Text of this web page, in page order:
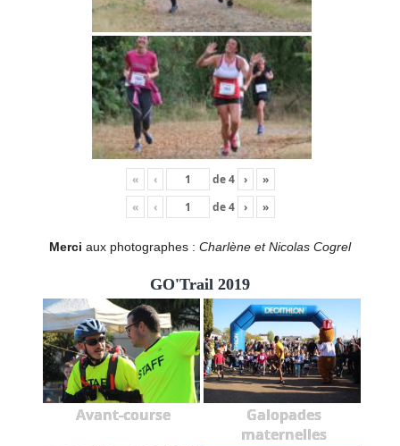
« ‹ de4 ›
»
«
‹ de4 › »
Merci aux photographes : Charlène et Nicolas Cogrel
GO'Trail 2019
Avant-course
Galopades
maternelles